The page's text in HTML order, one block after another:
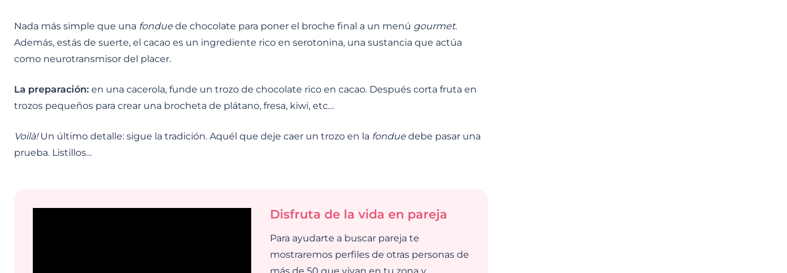
Nada más simple que una fonduede chocolate para poner el broche final a un menú gourmet.
Además, estás de suerte, el cacao es un ingrediente rico en serotonina, una sustancia que actúa
como neurotransmisor del placer.
La preparación: en una cacerola, funde un trozo de chocolate rico en cacao. Después corta fruta en
trozos pequeños para crear una brocheta de plátano, fresa, kiwi, etc…
Voilà!Un último detalle: sigue la tradición. Aquél que deje caer un trozo en la fonduedebe pasar una
prueba. Listillos…
Disfruta de la vida en pareja
Para ayudarte a buscar pareja te
mostraremos perfiles de otras personas de